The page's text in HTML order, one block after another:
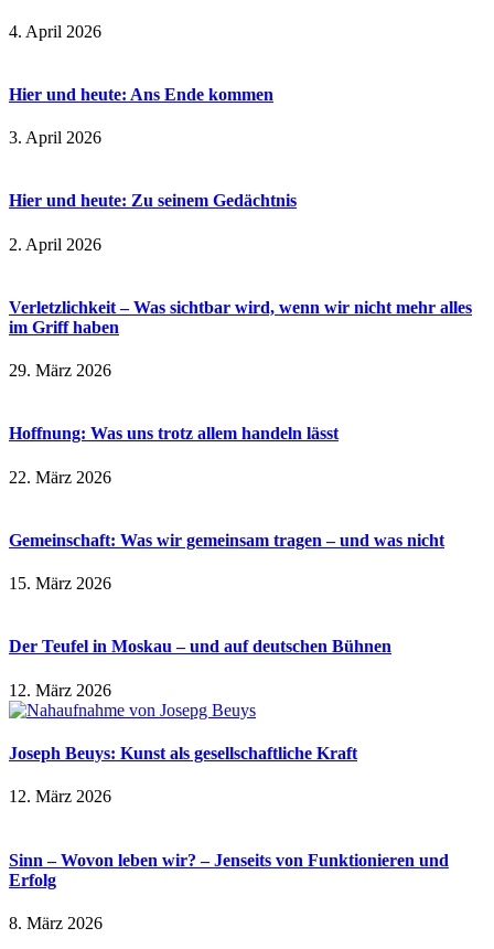
4. April 2026
Hier und heute: Ans Ende kommen
3. April 2026
Hier und heute: Zu seinem Gedächtnis
2. April 2026
Verletzlichkeit – Was sichtbar wird, wenn wir nicht mehr alles
im Griff haben
29. März 2026
Hoffnung: Was uns trotz allem handeln lässt
22. März 2026
Gemeinschaft: Was wir gemeinsam tragen – und was nicht
15. März 2026
Der Teufel in Moskau – und auf deutschen Bühnen
12. März 2026
Joseph Beuys: Kunst als gesellschaftliche Kraft
12. März 2026
Sinn – Wovon leben wir? – Jenseits von Funktionieren und
Erfolg
8. März 2026